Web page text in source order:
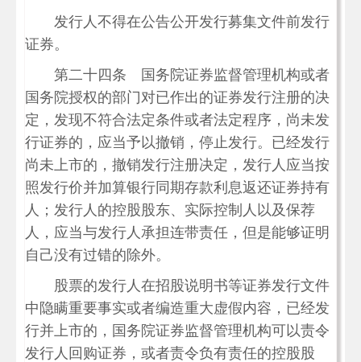
发行人不得在公告公开发行募集文件前发行
证券。
第二十四条 国务院证券监督管理机构或者
国务院授权的部门对已作出的证券发行注册的决
定，发现不符合法定条件或者法定程序，尚未发
行证券的，应当予以撤销，停止发行。已经发行
尚未上市的，撤销发行注册决定，发行人应当按
照发行价并加算银行同期存款利息返还证券持有
人；发行人的控股股东、实际控制人以及保荐
人，应当与发行人承担连带责任，但是能够证明
自己没有过错的除外。
股票的发行人在招股说明书等证券发行文件
中隐瞒重要事实或者编造重大虚假内容，已经发
行并上市的，国务院证券监督管理机构可以责令
发行人回购证券，或者责令负有责任的控股股